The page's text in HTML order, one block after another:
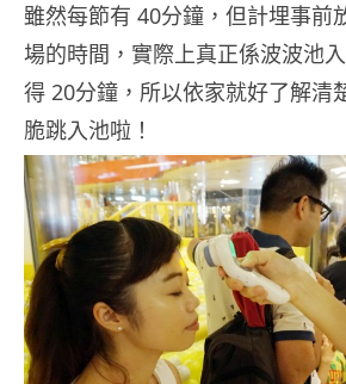
雖然每節有 40分鐘，但計埋事前
場的時間，實際上真正係波波池
得 20分鐘，所以依家就好了解清
脆跳入池啦！